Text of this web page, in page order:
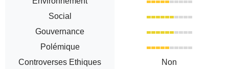
Social
Gouvernance
Polémique
Controverses Ethiques
Non